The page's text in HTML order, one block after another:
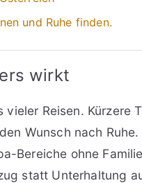
und Ruhe finden.
wirkt
Reisen. Kürzere
Wunsch nach
Bereiche ohne
statt Unterhaltung